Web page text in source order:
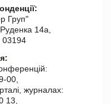
Груп"
14а,
03194
00,
журналах:
13,